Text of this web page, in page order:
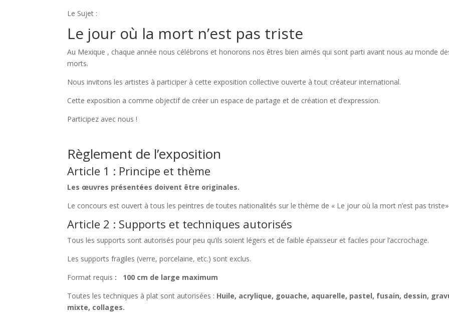
Le Sujet :
Le jour où la mort n’est pas triste
Au Mexique , chaque année nous célébrons et honorons nos êtres bien aimés qui sont parti avant nous au monde
morts.
Nous invitons les artistes à participer à cette exposition collective ouverte à tout créateur international.
Cette exposition a comme objectif de créer un espace de partage et de création et d’expression.
Participez avec nous !
Règlement de l’exposition
Article 1 : Principe et thème
Les œuvres présentées doivent être originales.
Le concours est ouvert à tous les peintres de toutes nationalités sur le thème de « Le jour où la mort n’est pas triste»
Article 2 : Supports et techniques autorisés
Tous les supports sont autorisés pour peu qu’ils soient légers et de faible épaisseur et faciles pour l’accrochage.
Les supports fragiles (verre, porcelaine, etc.) sont exclus.
Format requis : 100 cm de large maximum
Toutes les techniques à plat sont autorisées : Huile, acrylique, gouache, aquarelle, pastel, fusain, dessin,
mixte, collages.